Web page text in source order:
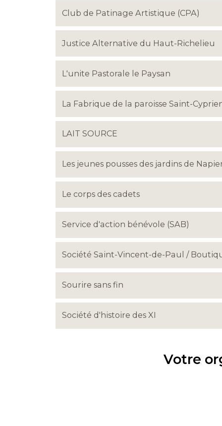
Club de Patinage Artistique (CPA)
Justice Alternative du Haut-Richelieu
L'unite Pastorale le Paysan
La Fabrique de la paroisse Saint-
LAIT SOURCE
Les jeunes pousses des jardins de
Le corps des cadets
Service d'action bénévole (SAB)
Société Saint-Vincent-de-Paul /
Sourire sans fin
Société d'histoire des XI
Votre